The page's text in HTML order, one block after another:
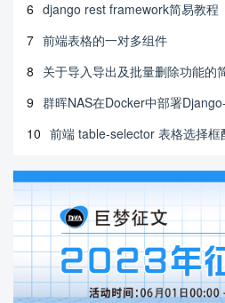
6 django rest framework简易教程
7 前端表格的一对多组件
8 关于导入导出及批量删除功能的
9 群晖NAS在Docker中部署
10 前端 table-selector 表格选择框